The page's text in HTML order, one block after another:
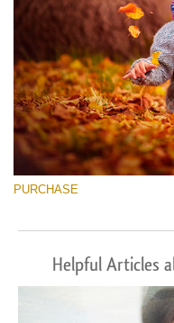
PURCHASE
Helpful Articles